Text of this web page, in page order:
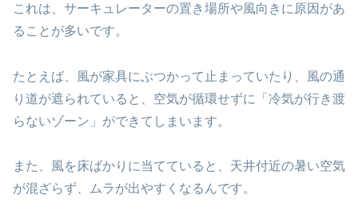
これは、サーキュレーターの置き場所や風向きに原因があ
ることが多いです。
たとえば、風が家具にぶつかって止まっていたり、風の通
り道が遮られていると、空気が循環せずに「冷気が行き渡
らないゾーン」ができてしまいます。
また、風を床ばかりに当てていると、天井付近の暑い空気
が混ざらず、ムラが出やすくなるんです。